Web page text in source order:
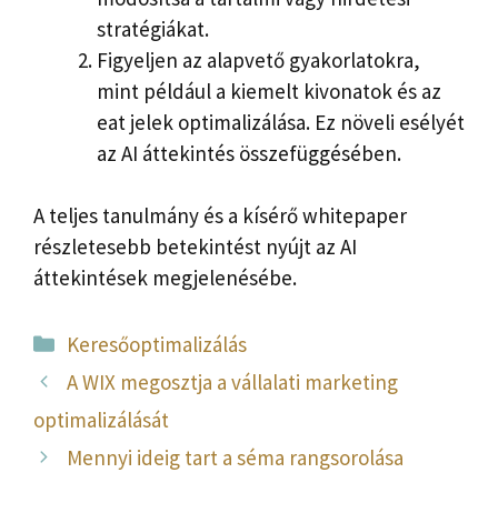
stratégiákat.
Figyeljen az alapvető gyakorlatokra,
mint például a kiemelt kivonatok és az
eat jelek optimalizálása. Ez növeli esélyét
az AI áttekintés összefüggésében.
A teljes tanulmány és a kísérő whitepaper
részletesebb betekintést nyújt az AI
áttekintések megjelenésébe.
Kategória
Keresőoptimalizálás
A WIX megosztja a vállalati marketing
optimalizálását
Mennyi ideig tart a séma rangsorolása